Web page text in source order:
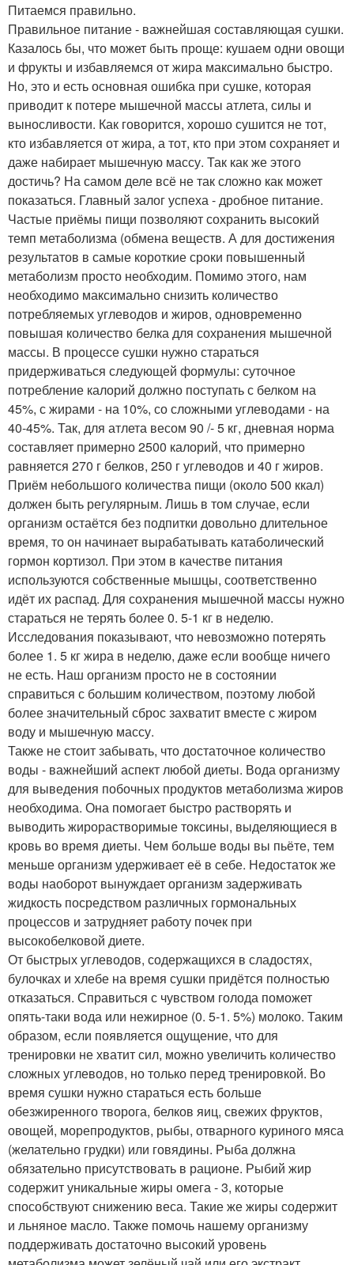
Питаемся правильно.
Правильное питание - важнейшая составляющая сушки.
Казалось бы, что может быть проще: кушаем одни овощи
и фрукты и избавляемся от жира максимально быстро.
Но, это и есть основная ошибка при сушке, которая
приводит к потере мышечной массы атлета, силы и
выносливости. Как говорится, хорошо сушится не тот,
кто избавляется от жира, а тот, кто при этом сохраняет и
даже набирает мышечную массу. Так как же этого
достичь? На самом деле всё не так сложно как может
показаться. Главный залог успеха - дробное питание.
Частые приёмы пищи позволяют сохранить высокий
темп метаболизма (обмена веществ. А для достижения
результатов в самые короткие сроки повышенный
метаболизм просто необходим. Помимо этого, нам
необходимо максимально снизить количество
потребляемых углеводов и жиров, одновременно
повышая количество белка для сохранения мышечной
массы. В процессе сушки нужно стараться
придерживаться следующей формулы: суточное
потребление калорий должно поступать с белком на
45%, с жирами - на 10%, со сложными углеводами - на
40-45%. Так, для атлета весом 90 /- 5 кг, дневная норма
составляет примерно 2500 калорий, что примерно
равняется 270 г белков, 250 г углеводов и 40 г жиров.
Приём небольшого количества пищи (около 500 ккал)
должен быть регулярным. Лишь в том случае, если
организм остаётся без подпитки довольно длительное
время, то он начинает вырабатывать катаболический
гормон кортизол. При этом в качестве питания
используются собственные мышцы, соответственно
идёт их распад. Для сохранения мышечной массы нужно
стараться не терять более 0. 5-1 кг в неделю.
Исследования показывают, что невозможно потерять
более 1. 5 кг жира в неделю, даже если вообще ничего
не есть. Наш организм просто не в состоянии
справиться с большим количеством, поэтому любой
более значительный сброс захватит вместе с жиром
воду и мышечную массу.
Также не стоит забывать, что достаточное количество
воды - важнейший аспект любой диеты. Вода организму
для выведения побочных продуктов метаболизма жиров
необходима. Она помогает быстро растворять и
выводить жирорастворимые токсины, выделяющиеся в
кровь во время диеты. Чем больше воды вы пьёте, тем
меньше организм удерживает её в себе. Недостаток же
воды наоборот вынуждает организм задерживать
жидкость посредством различных гормональных
процессов и затрудняет работу почек при
высокобелковой диете.
От быстрых углеводов, содержащихся в сладостях,
булочках и хлебе на время сушки придётся полностью
отказаться. Справиться с чувством голода поможет
опять-таки вода или нежирное (0. 5-1. 5%) молоко. Таким
образом, если появляется ощущение, что для
тренировки не хватит сил, можно увеличить количество
сложных углеводов, но только перед тренировкой. Во
время сушки нужно стараться есть больше
обезжиренного творога, белков яиц, свежих фруктов,
овощей, морепродуктов, рыбы, отварного куриного мяса
(желательно грудки) или говядины. Рыба должна
обязательно присутствовать в рационе. Рыбий жир
содержит уникальные жиры омега - 3, которые
способствуют снижению веса. Такие же жиры содержит
и льняное масло. Также помочь нашему организму
поддерживать достаточно высокий уровень